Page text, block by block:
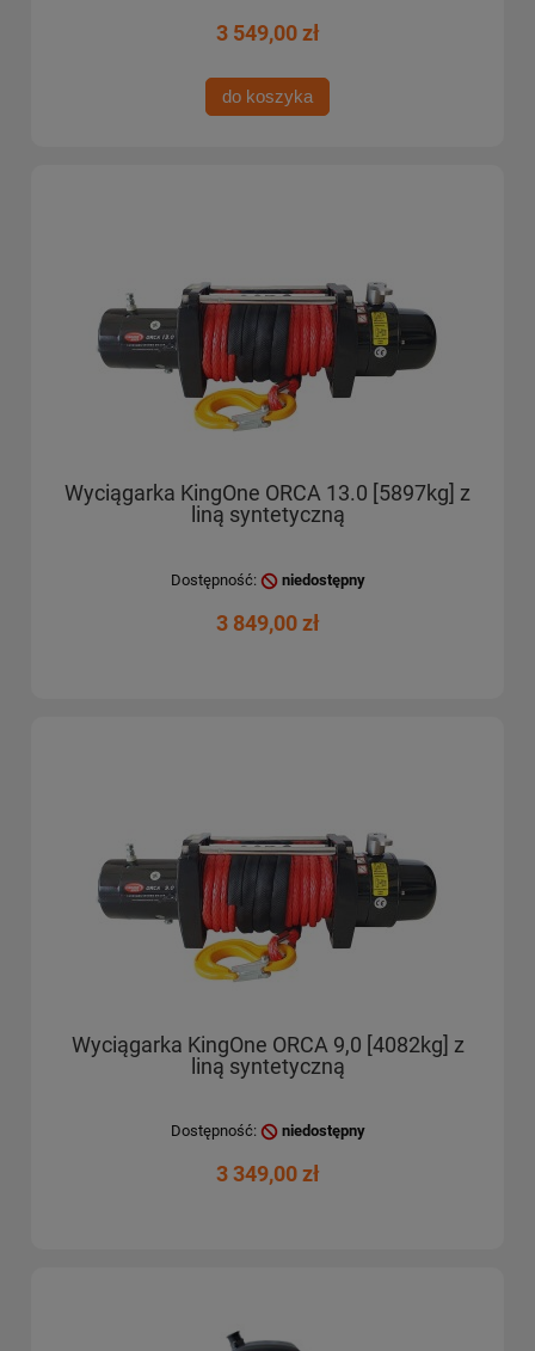
3 549,00 zł
do koszyka
Wyciągarka KingOne ORCA 13.0 [5897kg] z
liną syntetyczną
Dostępność: niedostępny
3 849,00 zł
Wyciągarka KingOne ORCA 9,0 [4082kg] z
liną syntetyczną
Dostępność: niedostępny
3 349,00 zł